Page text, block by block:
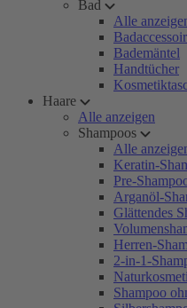
Bad
Alle
Bademäntel
Handtücher
Haare
Alle anzeigen
Shampoos
Alle
Keratin-
Pre-
Arganöl-
Glättendes
Herren-
2-in-1-
Shampoo